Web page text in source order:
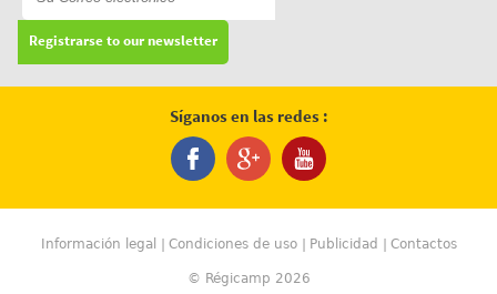
Registrarse to our newsletter
Síganos en las redes :
Información legal Condiciones de uso Publicidad Contactos
© Régicamp 2026